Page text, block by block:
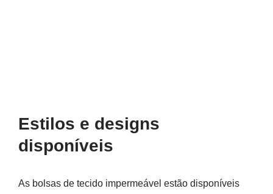
Estilos e designs
disponíveis
As bolsas de tecido impermeável estão disponíveis